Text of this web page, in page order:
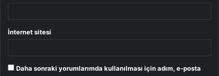
İnternet sitesi
Daha sonraki yorumlarımda kullanılması için adım, e-posta